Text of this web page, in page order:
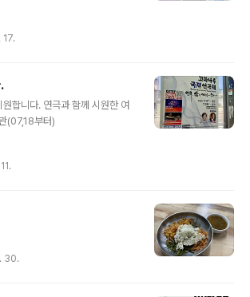
자산이며 중요한 공..
합니다. 연극과 함께 시원한 여
(07,18부터)
30.